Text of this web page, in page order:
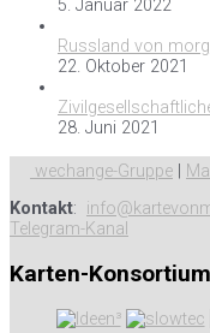
5. Januar 2022
Russland von
22. Oktober 2021
28. Juni 2021
wechange-Gruppe
Kontakt:
Telegram-Kanal
Karten-Konsortium